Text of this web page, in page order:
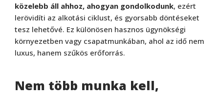
közelebb áll ahhoz, ahogyan gondolkodunk, ezért
lerövidíti az alkotási ciklust, és gyorsabb döntéseket
tesz lehetővé. Ez különösen hasznos ügynökségi
környezetben vagy csapatmunkában, ahol az idő nem
luxus, hanem szűkös erőforrás.
Nem több munka kell,